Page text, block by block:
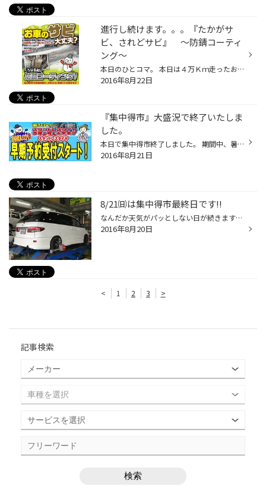
進行し続けます。。。『たかがサ
ビ、されどサビ』 ～防錆コーティ
ング～
本日のひとコマ。 本日は４万Ｋｍ走ったお車の純正マフラー交換作業がありました。 なぜ交換したかと言うとボキッ！！折れてしまったからです。。修理不能。。 主な原因はサビ！濡れたり乾いたりで鉄が腐食し、また常に振動や熱で弱くなって しまったんですね。 冬の融雪剤（塩害）もサビの原因です...
2016年8月22日
『集中得市』大盛況で終了いたしま
した。
本日で集中得市終了しました。 期間中、暑い中、また大雨の日も沢山のお客様にご来店頂きタイヤ交換、 メンテナンスもさせて頂きスタッフ一同感謝しております。 誠にありがとうございました。 そして第一弾！ＴＶでもスタッドレスタイヤのＣＭ始まりました！！ 雪はまだまだなのに？！なんて方もい...
2016年8月21日
8/21㈰は集中得市最終日です!!
なんだか天気がパッとしない日が続きますが 当店は元気にイベント開催中です♪ ですがそのイベントも8/21㈰で最終日です。 ラスト1日!!!! 皆様のご来店心よりお待ちしております!! 本日はアライメントでエスティマがご来店!! 車がまっすぐ走らない気がする・・・ ハンドルセンターがズレている気がす...
2016年8月20日
< 1 2 3 >
記事検索